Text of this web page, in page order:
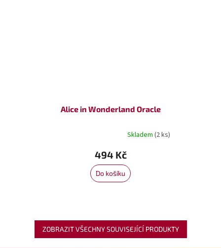
Alice in Wonderland Oracle
Skladem(2 ks)
494 Kč
Do košíku
ZOBRAZIT VŠECHNY SOUVISEJÍCÍ PRODUKTY